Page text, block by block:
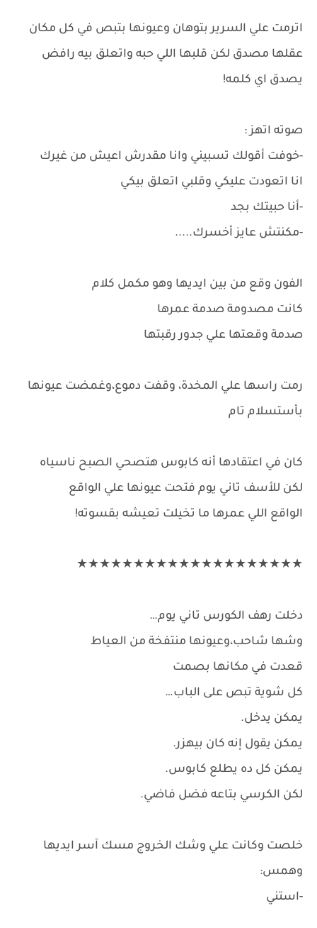
اترمت علي السرير بتوهان وعيونها بتبص في كل مكان
عقلها مصدق لكن قلبها اللي حبه واتعلق بيه رافض
يصدق اي كلمه!
صوته اتهز :
-خوفت أقولك تسبيني وانا مقدرش اعيش من غيرك
انا اتعودت عليكي وقلبي اتعلق بيكي
-أنا حبيتك بجد
-مكنتش عايز أخسرك.....
الفون وقع من بين ايديها وهو مكمل كلام
كانت مصدومة صدمة عمرها
صدمة وقعتها علي جدور رقبتها
رمت راسها علي المخدة، وقفت دموع،وغمضت عيونها
بأستسلام تام
كان في اعتقادها أنه كابوس هتصحي الصبح ناسياه
لكن للأسف تاني يوم فتحت عيونها علي الواقع
الواقع اللي عمرها ما تخيلت تعيشه بقسوته!
★★★★★★★★★★★★★★★★★★★★
دخلت رهف الكورس تاني يوم…
وشها شاحب،وعيونها منتفخة من العياط
قعدت في مكانها بصمت
كل شوية تبص على الباب…
يمكن يدخل.
يمكن يقول إنه كان بيهزر.
يمكن كل ده يطلع كابوس.
لكن الكرسي بتاعه فضل فاضي.
خلصت وكانت علي وشك الخروج مسك آسر ايديها
وهمس:
-استني